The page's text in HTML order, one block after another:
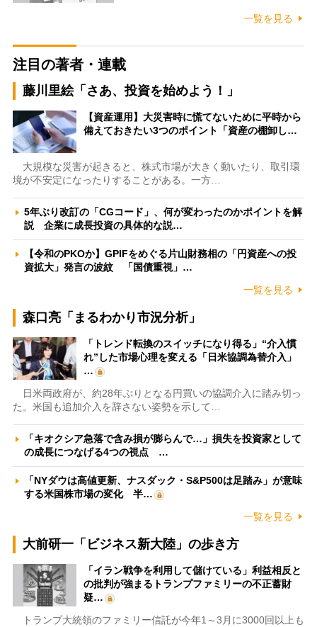
一覧を見る
注目の著者・連載
藤川里絵「さあ、投資を始めよう！」
【資産運用】大災害時に慌てないために平時から
備えておきたい3つのポイント「資産の棚卸し…
大規模な災害が起きると、株式市場が大きく動いたり、取引環
境が不安定になったりすることがある。一方…
5年ぶり改訂の「CGコード」、何が変わったのかポイントを解
説 企業に成長投資の具体的な説…
【令和のPKOか】GPIFをめぐる片山財務相の「円資産への投
資拡大」発言の波紋 「国債重視」…
一覧を見る
森口亮「まるわかり市況分析」
「トレンド転換のスイッチになり得る」“介入慣
れ”した市場心理を変える「日米協調為替介入」
…
日米両政府が、約28年ぶりとなる円買いの協調介入に踏み切っ
た。米国も追加介入を辞さない姿勢を示して…
「キオクシア急落で含み損が膨らんで…」損失を投資家として
の成長につなげる4つの視点 …
「NYダウは高値更新、ナスダック・S&P500は足踏み」が意味
する米国株市場の変化 半…
一覧を見る
大前研一「ビジネス新大陸」の歩き方
「イラン戦争を利用して儲けている」利益相反と
の批判が強まるトランプファミリーの不正蓄財
疑…
トランプ大統領のファミリー信託が今年1～3月に3000回以上も